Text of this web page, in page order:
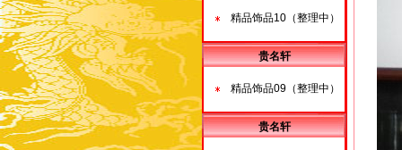
精品饰品10（整理中）
贵名轩
精品饰品09（整理中）
贵名轩